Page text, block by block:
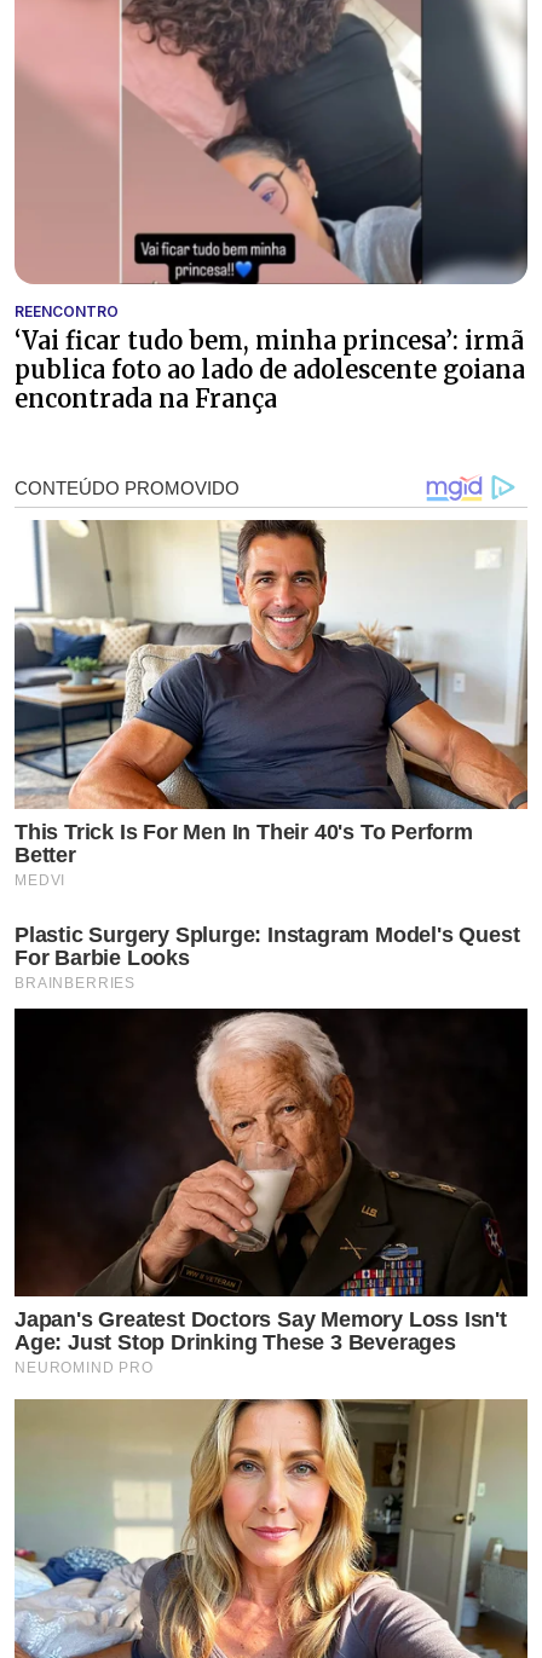
REENCONTRO
‘Vai ficar tudo bem, minha princesa’: irmã
publica foto ao lado de adolescente goiana
encontrada na França